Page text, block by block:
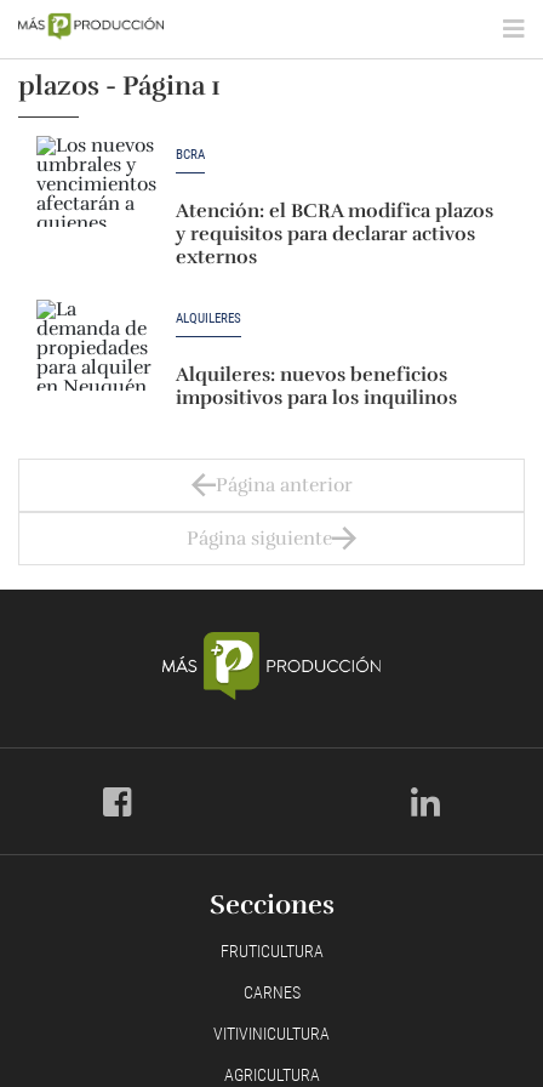
plazos - Página 1
BCRA
Atención: el BCRA modifica plazos
y requisitos para declarar activos
externos
ALQUILERES
Alquileres: nuevos beneficios
impositivos para los inquilinos
Página anterior
Página siguiente
Secciones
FRUTICULTURA
CARNES
VITIVINICULTURA
AGRICULTURA